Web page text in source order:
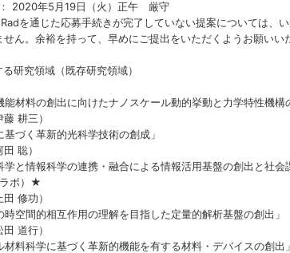
年5月19日（火）正午 厳守
を通じた応募手続きが完了していない提案については、
ん。余裕を持って、早めにご提出をいただくようお願いい
研究領域（既存研究領域）
材料の創出に向けたナノスケール動的挙動と力学特性機
耕三）
づく革新的光科学技術の創成」
聡）
と情報科学の連携・融合による情報活用基盤の創出と社会
ラボ）★
修功）
空間的相互作用の理解を目指した定量的解析基盤の創出」
道行）
料科学に基づく革新的機能を有する材料・デバイスの創出」